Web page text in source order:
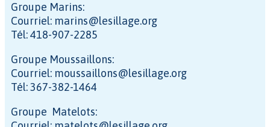
Groupe Marins:
Courriel: marins@lesillage.org
Tél: 418-907-2285
Groupe Moussaillons:
Courriel: moussaillons@lesillage.org
Tél: 367-382-1464
Groupe Matelots: